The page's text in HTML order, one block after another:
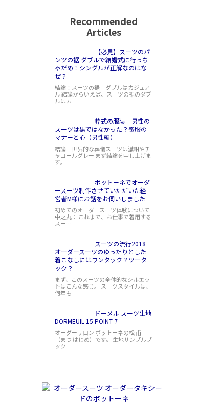
Recommended
Articles
【必見】スーツのパ
ンツの裾 ダブルで結婚式に行っち
ゃだめ！シングルが正解なのはな
ぜ？
結論！スーツの裾 ダブルはカジュア
ル 結論からいえば、スーツの裾のダブ
ルはカ…
葬式の服装 男性の
スーツは黒ではなかった？喪服の
マナーと心（男性編）
結論 世界的な葬儀スーツは濃紺やチ
ャコールグレー まず結論を申し上げま
す。 …
ボットーネでオーダ
ースーツ制作させていただいた経
営者M様にお話をお伺いしました
初めてのオーダースーツ体験について
中之丸： これまで、お仕事で着用する
スー…
スーツの流行2018
オーダースーツのゆったりとした
着こなしにはワンタック？ツータ
ック？
まず、このスーツの全体的なシルエッ
トはこんな感じ。 スーツスタイルは、
何年も…
ドーメル スーツ生地
DORMEUIL 15 POINT 7
オーダーサロン ボットーネの松 甫
（まつ はじめ）です。 生地サンプルブ
ック…